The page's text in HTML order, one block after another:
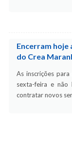
Encerram hoje
do Crea
As inscrições
sexta-feira e não
contratar novos